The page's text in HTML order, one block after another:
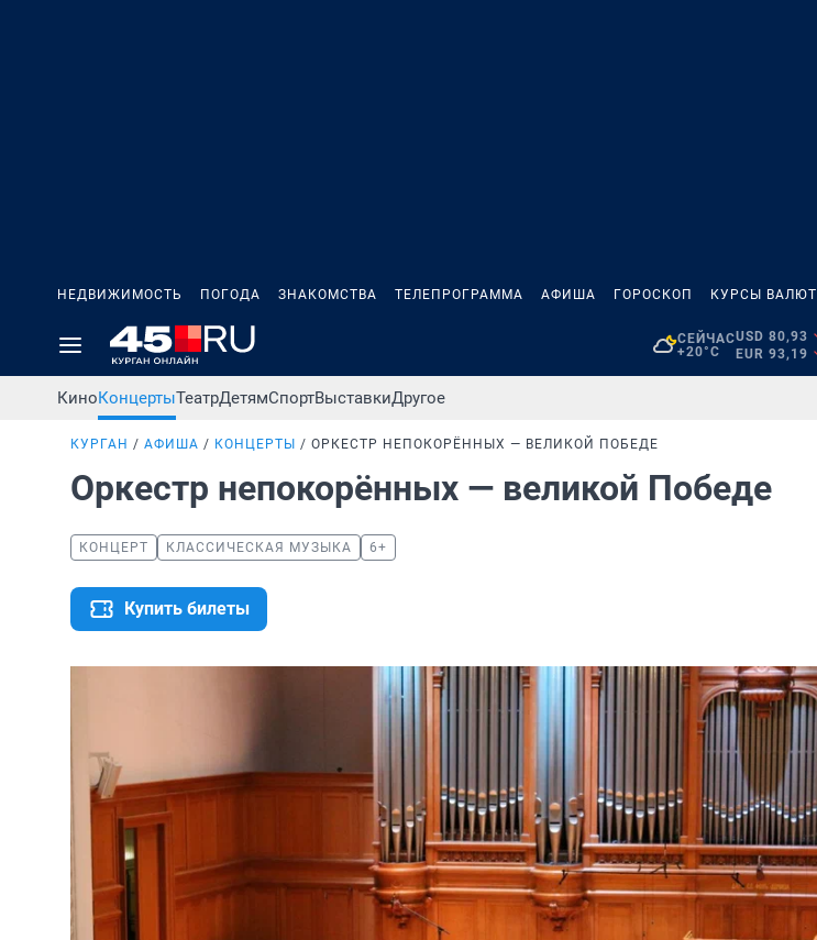
НЕДВИЖИМОСТЬ ПОГОДА ЗНАКОМСТВА ТЕЛЕПРОГРАММА АФИША ГОРОСКОП КУРСЫ ВАЛЮТ
СЕЙЧАС
+20°C
USD 80,93
EUR 93,19
КиноКонцертыТеатрДетямСпортВыставкиДругое
КУРГАН АФИША КОНЦЕРТЫ ОРКЕСТР НЕПОКОРЁННЫХ — ВЕЛИКОЙ ПОБЕДЕ
Оркестр непокорённых — великой Победе
КОНЦЕРТ КЛАССИЧЕСКАЯ МУЗЫКА 6+
Купить билеты